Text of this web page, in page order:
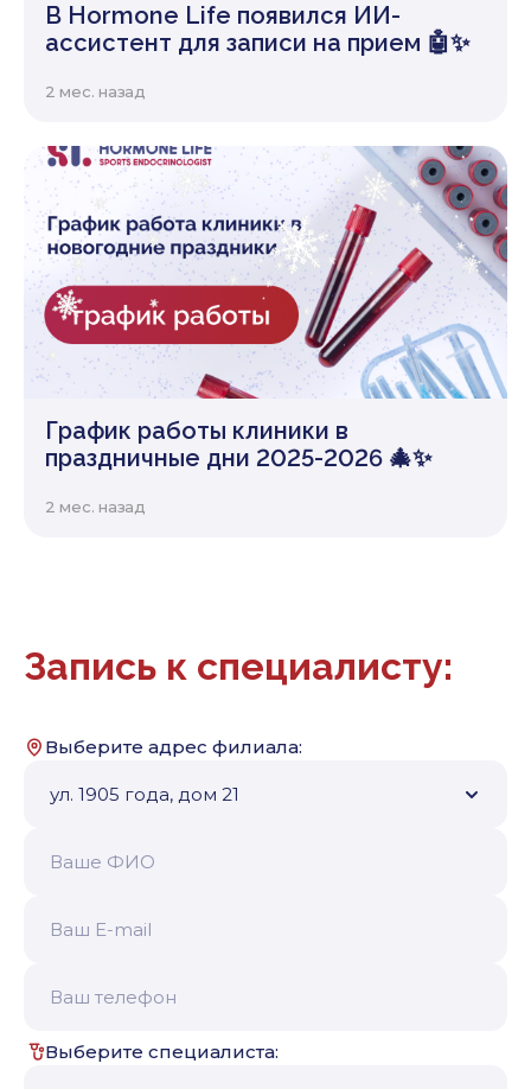
В Hormone Life появился ИИ-
ассистент для записи на прием 🤖✨
2 мес. назад
График работы клиники в
праздничные дни 2025-2026 🎄✨
2 мес. назад
Запись к специалисту:
Выберите адрес филиала:
Выберите специалиста: